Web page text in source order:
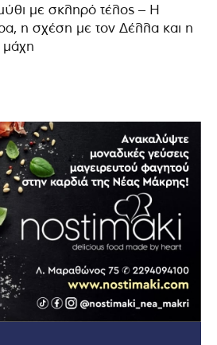
με σκληρό τέλος – Η
η σχέση με τον Δέλλα και η
μάχη